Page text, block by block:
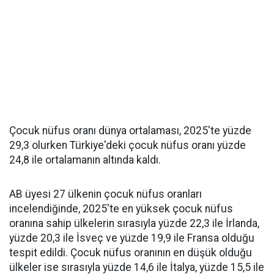
Çocuk nüfus oranı dünya ortalaması, 2025'te yüzde
29,3 olurken Türkiye'deki çocuk nüfus oranı yüzde
24,8 ile ortalamanın altında kaldı.
AB üyesi 27 ülkenin çocuk nüfus oranları
incelendiğinde, 2025'te en yüksek çocuk nüfus
oranına sahip ülkelerin sırasıyla yüzde 22,3 ile İrlanda,
yüzde 20,3 ile İsveç ve yüzde 19,9 ile Fransa olduğu
tespit edildi. Çocuk nüfus oranının en düşük olduğu
ülkeler ise sırasıyla yüzde 14,6 ile İtalya, yüzde 15,5 ile